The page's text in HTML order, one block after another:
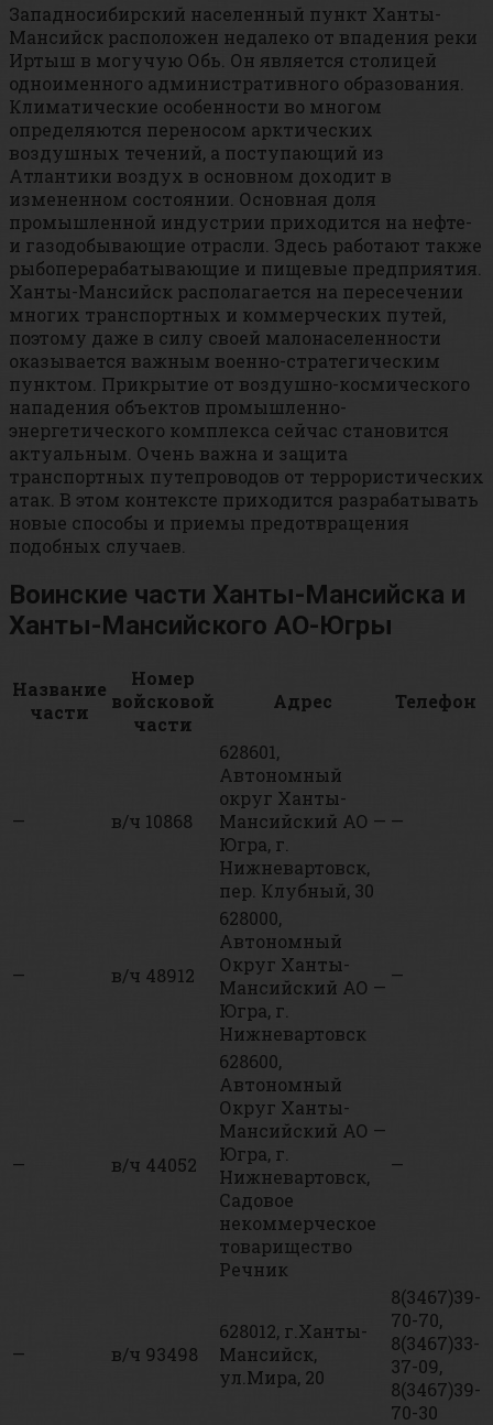
Западносибирский населенный пункт Ханты-
Мансийск расположен недалеко от впадения реки
Иртыш в могучую Обь. Он является столицей
одноименного административного образования.
Климатические особенности во многом
определяются переносом арктических
воздушных течений, а поступающий из
Атлантики воздух в основном доходит в
измененном состоянии. Основная доля
промышленной индустрии приходится на нефте-
и газодобывающие отрасли. Здесь работают также
рыбоперерабатывающие и пищевые предприятия.
Ханты-Мансийск располагается на пересечении
многих транспортных и коммерческих путей,
поэтому даже в силу своей малонаселенности
оказывается важным военно-стратегическим
пунктом. Прикрытие от воздушно-космического
нападения объектов промышленно-
энергетического комплекса сейчас становится
актуальным. Очень важна и защита
транспортных путепроводов от террористических
атак. В этом контексте приходится разрабатывать
новые способы и приемы предотвращения
подобных случаев.
Воинские части Ханты-Мансийска и
Ханты-Мансийского АО-Югры
Название
части
Номер
войсковой
части
Адрес Телефон
— в/ч 10868
628601,
Автономный
округ Ханты-
Мансийский АО —
Югра, г.
Нижневартовск,
пер. Клубный, 30
—
— в/ч 48912
628000,
Автономный
Округ Ханты-
Мансийский АО —
Югра, г.
Нижневартовск
—
— в/ч 44052
628600,
Автономный
Округ Ханты-
Мансийский АО —
Югра, г.
Нижневартовск,
Садовое
некоммерческое
товарищество
Речник
—
— в/ч 93498
628012, г.Ханты-
Мансийск,
ул.Мира, 20
8(3467)39-
70-70,
8(3467)33-
37-09,
8(3467)39-
70-30